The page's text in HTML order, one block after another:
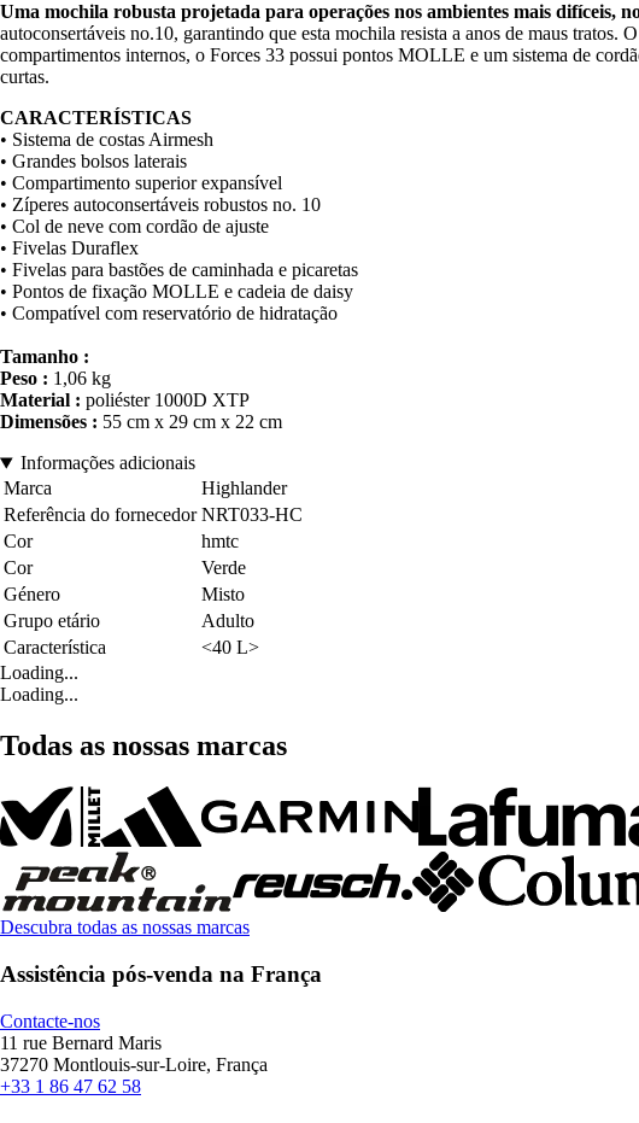
Uma mochila robusta projetada para operações nos ambientes mais difíceis,
autoconsertáveis no.10, garantindo que esta mochila resista a anos de maus
compartimentos internos, o Forces 33 possui pontos MOLLE e um sistema de
curtas.
CARACTERÍSTICAS
• Sistema de costas Airmesh
• Grandes bolsos laterais
• Compartimento superior expansível
• Zíperes autoconsertáveis robustos no. 10
• Col de neve com cordão de ajuste
• Fivelas Duraflex
• Fivelas para bastões de caminhada e picaretas
• Pontos de fixação MOLLE e cadeia de daisy
• Compatível com reservatório de hidratação
Tamanho :
Peso : 1,06 kg
Material : poliéster 1000D XTP
Dimensões : 55 cm x 29 cm x 22 cm
Informações adicionais
Marca
Highlander
Referência do fornecedor NRT033-HC
Cor
hmtc
Cor
Verde
Género
Misto
Grupo etário
Adulto
Característica
<40 L>
Loading...
Loading...
Todas as nossas marcas
Descubra todas as nossas marcas
Assistência pós-venda na França
Contacte-nos
11 rue Bernard Maris
37270 Montlouis-sur-Loire, França
+33 1 86 47 62 58